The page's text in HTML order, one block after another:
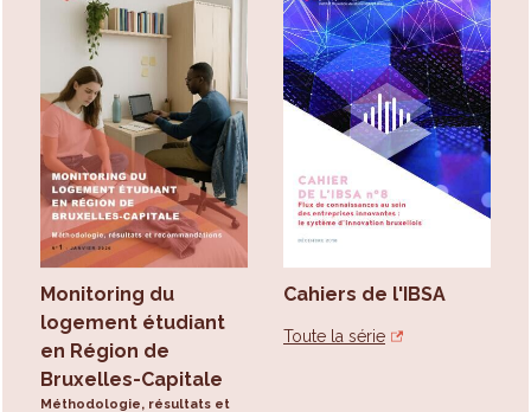
Monitoring du
logement étudiant
en Région de
Bruxelles-Capitale
Méthodologie, résultats et
Cahiers de l'IBSA
Toute la série